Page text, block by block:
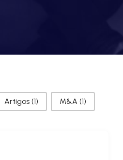
Artigos (1) M&A (1)